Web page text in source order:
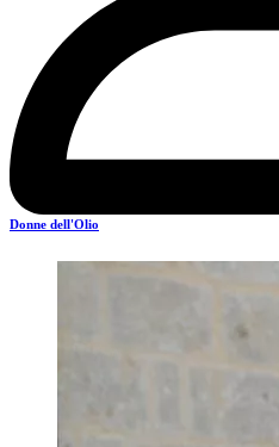
Donne dell'Olio